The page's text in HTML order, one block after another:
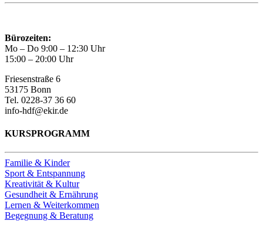
Bürozeiten:
Mo – Do 9:00 – 12:30 Uhr
15:00 – 20:00 Uhr
Friesenstraße 6
53175 Bonn
Tel. 0228-37 36 60
info-hdf@ekir.de
KURSPROGRAMM
Familie & Kinder
Sport & Entspannung
Kreativität & Kultur
Gesundheit & Ernährung
Lernen & Weiterkommen
Begegnung & Beratung